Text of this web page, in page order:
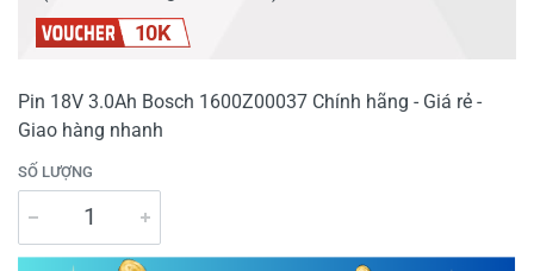
10K
Pin 18V 3.0Ah Bosch 1600Z00037 Chính hãng - Giá rẻ -
Giao hàng nhanh
SỐ LƯỢNG